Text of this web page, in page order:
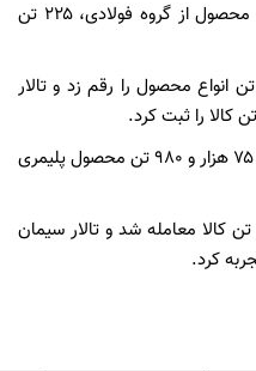
اما در تالار صنعتی ۴۶ هزار و ۶۶۱ تن محصول از گروه فولادی، ۲۲۵ تن
تالار حراج باز معامله ۷۲ هزار و ۸۰۰ تن انواع محصول را رقم زد و تالار
در تالار فرآورده‌های نفتی و پتروشیمی، ۷۵ هزار و ۹۸۰ تن محصول پلیمری
همچنین در تالار فرعی ۱۵ هزار و ۹۹۹ تن کالا معامله شد و تالار سیمان